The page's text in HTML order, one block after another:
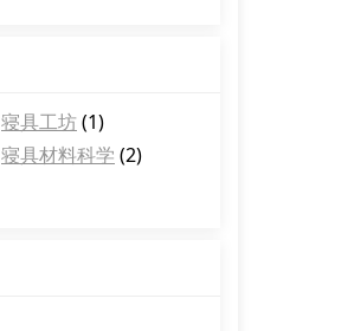
寝具工坊(1)
寝具材料科学 (2)